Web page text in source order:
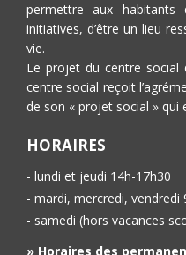
permettre aux habitants
initiatives, d’être un lieu
vie.
Le projet du centre social
centre social reçoit
de son « projet social » qui
HORAIRES
- lundi et jeudi 14h-17h30
- mardi, mercredi, vendredi
- samedi (hors vacances
» Horaires des